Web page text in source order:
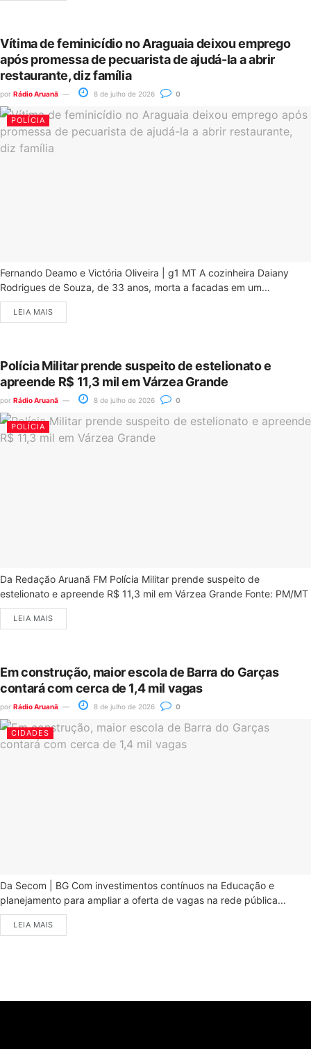
Vítima de feminicídio no Araguaia deixou emprego
após promessa de pecuarista de ajudá-la a abrir
restaurante, diz família
por Rádio Aruanã 8 de julho de 2026 0
POLÍCIA
Fernando Deamo e Victória Oliveira | g1 MT A cozinheira Daiany
Rodrigues de Souza, de 33 anos, morta a facadas em um...
LEIA MAIS
Polícia Militar prende suspeito de estelionato e
apreende R$ 11,3 mil em Várzea Grande
por Rádio Aruanã 8 de julho de 2026 0
POLÍCIA
Da Redação Aruanã FM Polícia Militar prende suspeito de
estelionato e apreende R$ 11,3 mil em Várzea Grande Fonte: PM/MT
LEIA MAIS
Em construção, maior escola de Barra do Garças
contará com cerca de 1,4 mil vagas
por Rádio Aruanã 8 de julho de 2026 0
CIDADES
Da Secom | BG Com investimentos contínuos na Educação e
planejamento para ampliar a oferta de vagas na rede pública...
LEIA MAIS